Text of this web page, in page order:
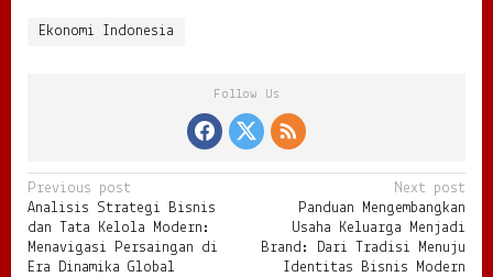
Ekonomi Indonesia
Follow Us
P
o
s
Previous post
Analisis Strategi Bisnis
dan Tata Kelola Modern:
Menavigasi Persaingan di
Era Dinamika Global
Next post
Panduan Mengembangkan
Usaha Keluarga Menjadi
Brand: Dari Tradisi Menuju
Identitas Bisnis Modern